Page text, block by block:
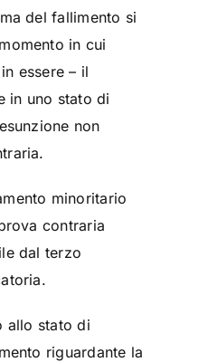
del fallimento si
in cui
essere – il
in uno stato di
non
minoritario
contraria
dal terzo
allo stato di
riguardante la